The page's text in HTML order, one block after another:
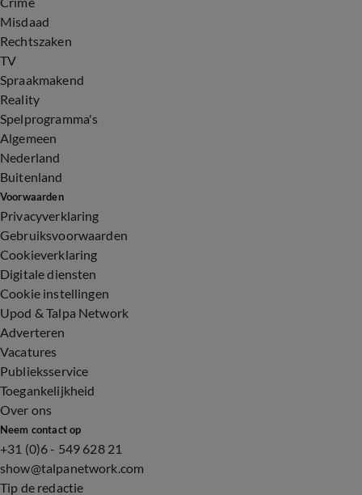
Misdaad
Rechtszaken
TV
Spraakmakend
Reality
Spelprogramma's
Algemeen
Nederland
Buitenland
Voorwaarden
Privacyverklaring
Gebruiksvoorwaarden
Cookieverklaring
Digitale diensten
Cookie instellingen
Upod & Talpa Network
Adverteren
Vacatures
Publieksservice
Toegankelijkheid
Over ons
Neem contact op
+31 (0)6 - 549 628 21
show@talpanetwork.com
Tip de redactie